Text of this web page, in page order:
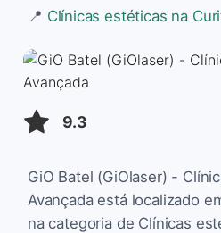
📍 Clínicas estéticas na
9.3
GiO Batel (GiOlaser) -
Avançada está localizado
na categoria de Clínicas